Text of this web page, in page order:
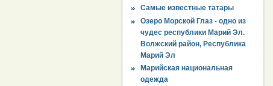
Самые известные татары
Озеро Морской Глаз - одно из
чудес республики Марий Эл.
Волжский район, Республика
Марий Эл
Марийская национальная
одежда